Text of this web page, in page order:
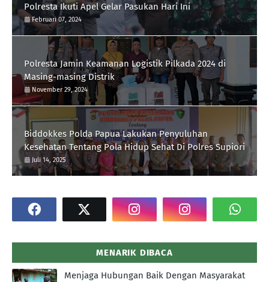
Polresta Ikuti Apel Gelar Pasukan Hari Ini
Februari 07, 2024
Polresta Jamin Keamanan Logistik Pilkada 2024 di
Masing-masing Distrik
November 29, 2024
Biddokkes Polda Papua Lakukan Penyuluhan
Kesehatan Tentang Pola Hidup Sehat Di Polres Supiori
Juli 14, 2025
MENARIK DIBACA
Menjaga Hubungan Baik Dengan Masyarakat